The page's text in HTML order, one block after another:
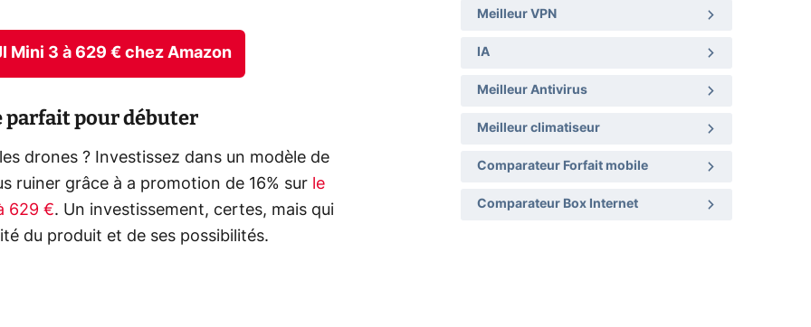
Mini 3 à 629 € chez Amazon
parfait pour débuter
drones ? Investissez dans un modèle de
ruiner grâce à a promotion de 16% sur le
629 €. Un investissement, certes, mais qui
du produit et de ses possibilités.
Meilleur VPN
IA
Meilleur Antivirus
Meilleur climatiseur
Comparateur Forfait mobile
Comparateur Box Internet